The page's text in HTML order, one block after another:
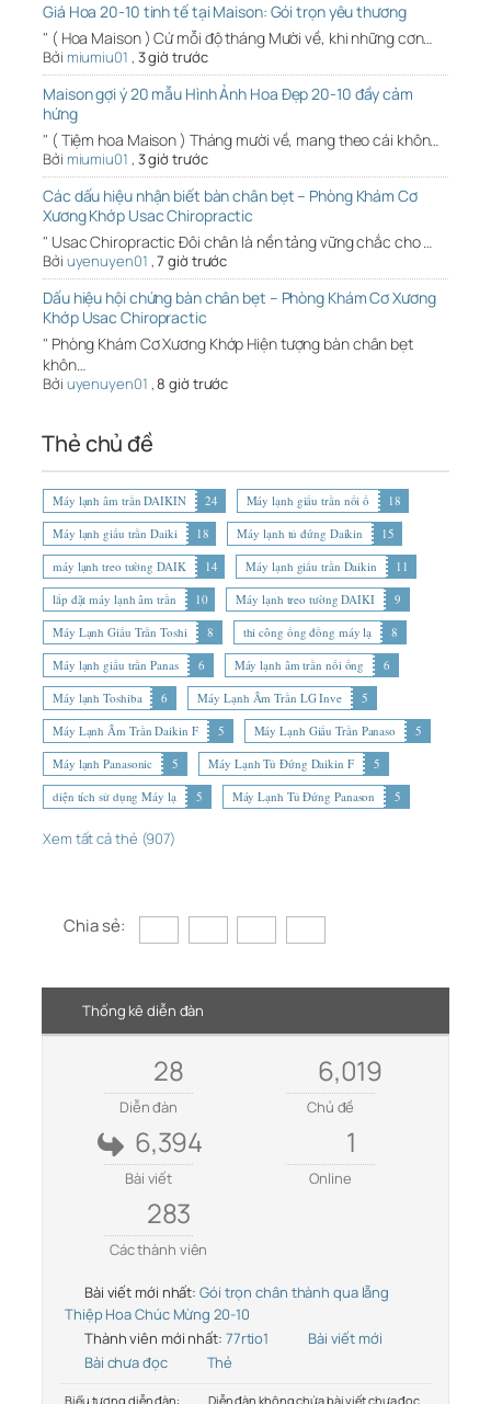
Giá Hoa 20-10 tinh tế tại Maison: Gói trọn yêu thương
" ( Hoa Maison ) Cứ mỗi độ tháng Mười về, khi những cơn…
Bởi miumiu01 , 3 giờ trước
Maison gợi ý 20 mẫu Hình Ảnh Hoa Đẹp 20-10 đầy cảm
hứng
" ( Tiệm hoa Maison ) Tháng mười về, mang theo cái khôn…
Bởi miumiu01 , 3 giờ trước
Các dấu hiệu nhận biết bàn chân bẹt – Phòng Khám Cơ
Xương Khớp Usac Chiropractic
" Usac Chiropractic Đôi chân là nền tảng vững chắc cho …
Bởi uyenuyen01 ,7 giờ trước
Dấu hiệu hội chứng bàn chân bẹt – Phòng Khám Cơ Xương
Khớp Usac Chiropractic
" Phòng Khám Cơ Xương Khớp Hiện tượng bàn chân bẹt
khôn…
Bởi uyenuyen01 ,8 giờ trước
Thẻ chủ đề
Máy lạnh âm trần DAIKIN 24 Máy lạnh giấu trần nối ố
18
Máy lạnh giấu trần Daiki
18 Máy lạnh tủ đứng Daikin
15
máy lạnh treo tường DAIK
14 Máy lạnh giấu trần Daikin
11
lắp đặt máy lạnh âm trần
10 Máy lạnh treo tường DAIKI
9
Máy Lạnh Giấu Trần Toshi
8 thi công ống đồng máy lạ
8
Máy lạnh giấu trần Panas
6 Máy lạnh âm trần nối ống
6
Máy lạnh Toshiba
6 Máy Lạnh Âm Trần LG Inve
5
Máy Lạnh Âm Trần Daikin F
5 Máy Lạnh Giấu Trần Panaso
5
Máy lạnh Panasonic
5 Máy Lạnh Tủ Đứng Daikin F
5
diện tích sử dụng Máy lạ
5 Máy Lạnh Tủ Đứng Panason 5
Xem tất cả thẻ (907)
Chia sẻ:
Thống kê diễn đàn
28
Diễn đàn
6,019
Chủ đề
6,394
Bài viết
1
Online
283
Các thành viên
Bài viết mới nhất: Gói trọn chân thành qua lẵng
Thiệp Hoa Chúc Mừng 20-10
Thành viên mới nhất: 77rtio1
Bài viết mới
Bài chưa đọc
Thẻ
Biểu tượng diễn đàn: Diễn đàn không chứa bài viết chưa đọc